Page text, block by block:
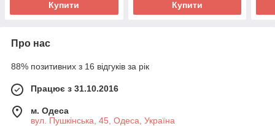
Купити Купити
Про нас
88% позитивних з 16 відгуків за рік
Працює з 31.10.2016
м. Одеса
вул. Пушкінська, 45, Одеса, Україна